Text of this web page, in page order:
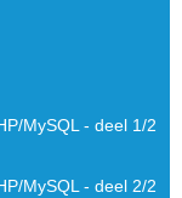
MySQL - deel 1/2
MySQL - deel 2/2